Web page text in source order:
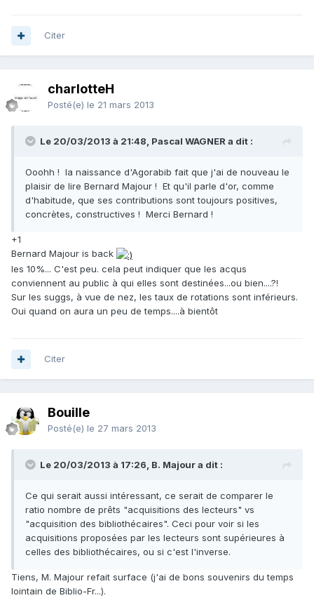
Citer
charlotteH
Posté(e) le 21 mars 2013
Le 20/03/2013 à 21:48, Pascal WAGNER a dit :
Ooohh ! la naissance d'Agorabib fait que j'ai de nouveau le
plaisir de lire Bernard Majour ! Et qu'il parle d'or, comme
d'habitude, que ses contributions sont toujours positives,
concrètes, constructives ! Merci Bernard !
+1
Bernard Majour is back
les 10%... C'est peu. cela peut indiquer que les acqus
conviennent au public à qui elles sont destinées...ou bien....?!
Sur les suggs, à vue de nez, les taux de rotations sont inférieurs.
Oui quand on aura un peu de temps....à bientôt
Citer
Bouille
Posté(e) le 27 mars 2013
Le 20/03/2013 à 17:26, B. Majour a dit :
Ce qui serait aussi intéressant, ce serait de comparer le
ratio nombre de prêts "acquisitions des lecteurs" vs
"acquisition des bibliothécaires". Ceci pour voir si les
acquisitions proposées par les lecteurs sont supérieures à
celles des bibliothécaires, ou si c'est l'inverse.
Tiens, M. Majour refait surface (j'ai de bons souvenirs du temps
lointain de Biblio-Fr...).